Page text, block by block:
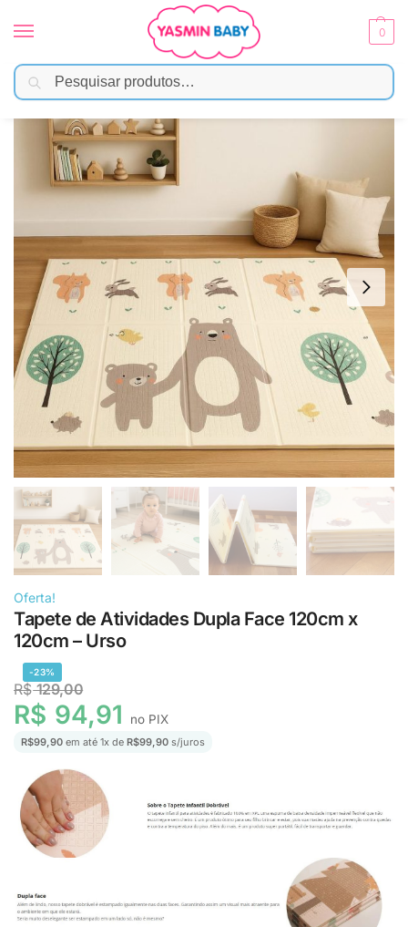
0
Início Brinquedos / Tapete de Atividades
Oferta!
Tapete de Atividades Dupla Face 120cm x
120cm – Urso
-23%
R$129,00
R$ 94,91 no PIX
R$99,90 em até 1x de R$99,90 s/juros